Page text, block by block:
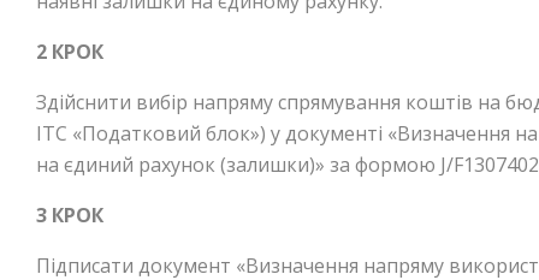
2 КРОК
Здійснити вибір напряму спрямування коштів на
ІТС «Податковий блок») у документі «Визначення
на єдиний рахунок (залишки)» за формою J/F1307402
3 КРОК
Підписати документ «Визначення напряму